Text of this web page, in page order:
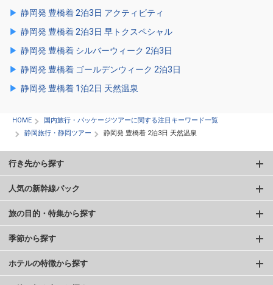
静岡発 豊橋着 2泊3日 アクティビティ
静岡発 豊橋着 2泊3日 早トクスペシャル
静岡発 豊橋着 シルバーウィーク 2泊3日
静岡発 豊橋着 ゴールデンウィーク 2泊3日
静岡発 豊橋着 1泊2日 天然温泉
HOME
国内旅行・パッケージツアーに関する注目キーワード一覧
静岡旅行・静岡ツアー
静岡発 豊橋着 2泊3日 天然温泉
行き先から探す
人気の新幹線パック
旅の目的・特集から探す
季節から探す
ホテルの特徴から探す